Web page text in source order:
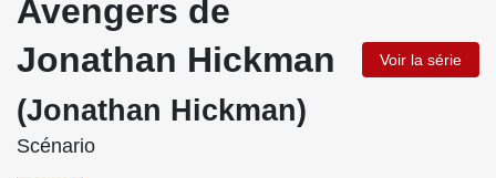
Avengers de
Jonathan Hickman
(Jonathan Hickman)
Voir la série
Scénario